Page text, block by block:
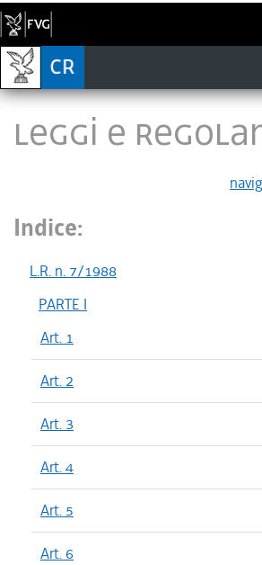
LEGGI E
Indice:
L.R. n. 7/1988
PARTE I
Art. 1
Art. 2
Art. 3
Art. 4
Art. 5
Art. 6